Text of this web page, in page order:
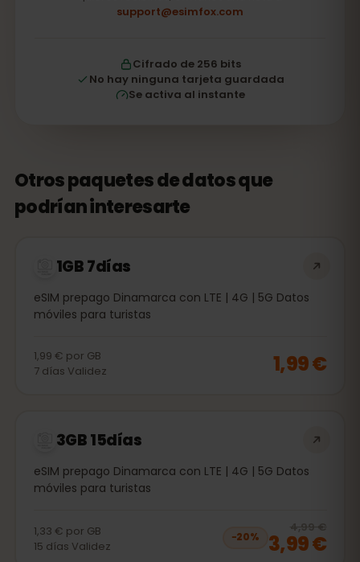
support@esimfox.com
Cifrado de 256 bits
No hay ninguna tarjeta guardada
Se activa al instante
Otros paquetes de datos que
podrían interesarte
1GB 7días
eSIM prepago Dinamarca con LTE | 4G | 5G Datos
móviles para turistas
1,99 € por GB
7 días Validez 1,99 €
3GB 15días
eSIM prepago Dinamarca con LTE | 4G | 5G Datos
móviles para turistas
1,33 € por GB
15 días Validez
−20%
4,99 €
3,99 €